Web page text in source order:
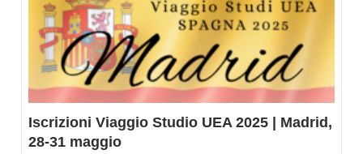
Iscrizioni Viaggio Studio UEA 2025 | Madrid,
28-31 maggio